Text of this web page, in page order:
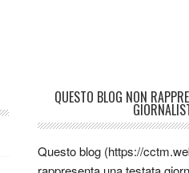
QUESTO BLOG NON
Questo blog (https://